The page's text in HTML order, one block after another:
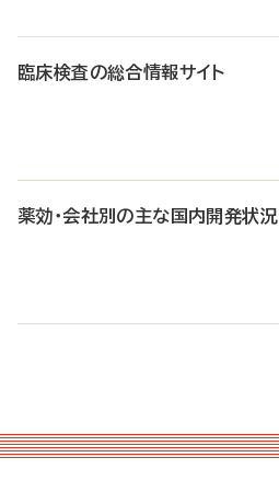
臨床検査の総合情報サイト
薬効・会社別の主な国内開発状況